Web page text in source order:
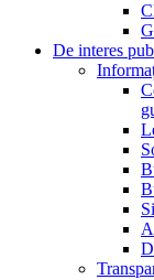
De interes